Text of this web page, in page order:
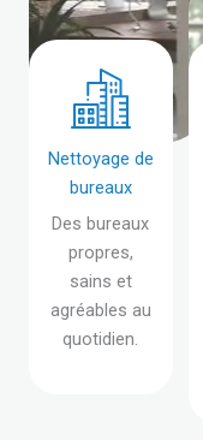
Nettoyage de
bureaux
Des bureaux
propres,
sains et
agréables au
quotidien.